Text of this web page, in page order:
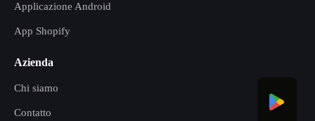
Applicazione Android
App Shopify
Azienda
Chi siamo
Contatto